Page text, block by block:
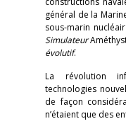
général de la
sous-marin
Simulateur
évolutif.
La révolution
technologies
de façon
n’étaient que des